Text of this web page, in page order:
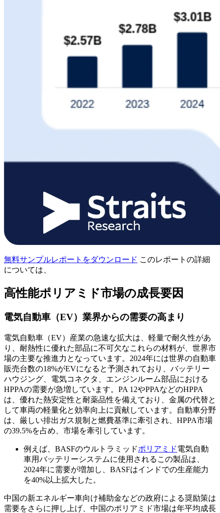
無料サンプルレポートをダウンロード このレポートの詳細
については、
高性能ポリアミド市場の成長要因
電気自動車（EV）業界からの需要の高まり
電気自動車（EV）産業の急速な拡大は、軽量で耐久性があ
り、耐熱性に優れた部品に不可欠なこれらの材料が、世界市
場の主要な推進力となっています。2024年には世界の自動車
販売台数の18%がEVになると予測されており、バッテリー
ハウジング、電気コネクタ、エンジンルーム部品における
HPPAの需要が急増しています。PA 12やPPAなどのHPPA
は、優れた熱安定性と耐薬品性を備えており、金属の代替と
して車両の軽量化と効率向上に貢献しています。自動車分野
は、厳しい排出ガス規制と燃費基準に牽引され、HPPA市場
の39.5%を占め、市場を牽引しています。
例えば、BASFのウルトラミッドポリアミド電気自動
車用バッテリーシステムに使用されるこの製品は、
2024年に需要が増加し、BASFはインドでの生産能力
を40%以上拡大した。
中国の新エネルギー車向け補助金などの政府による奨励策は
需要をさらに押し上げ、中国のポリアミド市場は年平均成長